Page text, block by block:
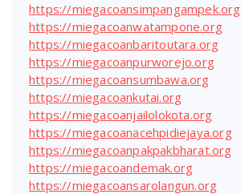
https://miegacoansimpangampek.org
https://miegacoanwatampone.org
https://miegacoanbaritoutara.org
https://miegacoanpurworejo.org
https://miegacoansumbawa.org
https://miegacoankutai.org
https://miegacoanjailolokota.org
https://miegacoanacehpidiejaya.org
https://miegacoanpakpakbharat.org
https://miegacoandemak.org
https://miegacoansarolangun.org